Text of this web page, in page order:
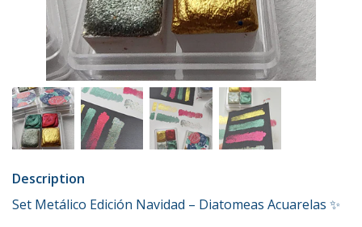
Description
Set Metálico Edición Navidad – Diatomeas Acuarelas ✨